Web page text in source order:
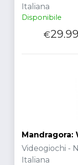
Italiana
Disponibile
€29.99
Videogiochi -
Italiana